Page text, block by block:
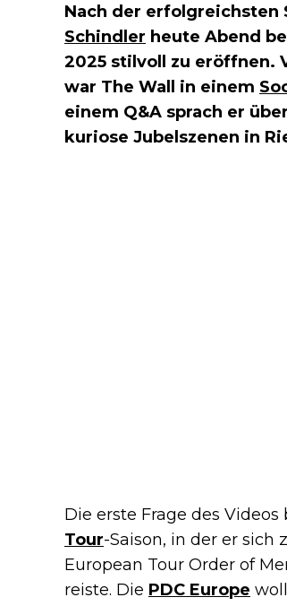
Nach der erfolgreichsten
Schindler heute Abend
2025 stilvoll zu eröffnen.
war The Wall in einem
einem Q&A sprach er
kuriose Jubelszenen in
Die erste Frage des
Tour-Saison, in der er sich
European Tour Order of
reiste. Die PDC Europe